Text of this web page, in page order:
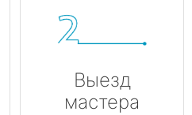
Выезд
мастера